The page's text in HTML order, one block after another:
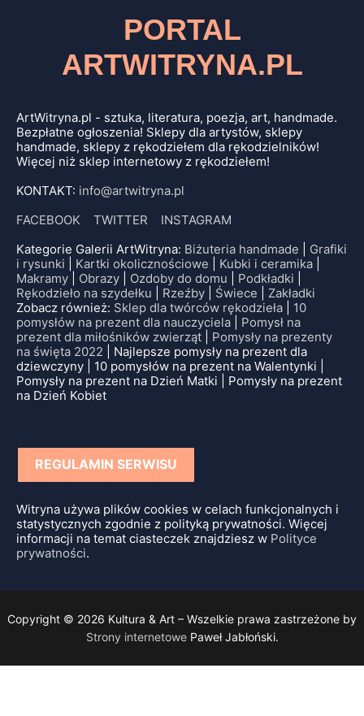
PORTAL
ARTWITRYNA.PL
ArtWitryna.pl - sztuka, literatura, poezja, art, handmade.
Bezpłatne ogłoszenia! Sklepy dla artystów, sklepy
handmade, sklepy z rękodziełem dla rękodzielników!
Więcej niż sklep internetowy z rękodziełem!
KONTAKT: info@artwitryna.pl
FACEBOOK
TWITTER
INSTAGRAM
Kategorie Galerii ArtWitryna: Biżuteria handmade
Grafiki
i rysunki
Kartki okolicznościowe Kubki i ceramika
Makramy
Obrazy Ozdoby do domu Podkładki
Rękodzieło na szydełku
Rzeźby Świece
Zakładki
Zobacz również: Sklep dla twórców rękodzieła
10
pomysłów na prezent dla nauczyciela
Pomysł na
prezent dla miłośników zwierząt
Pomysły na prezenty
na święta 2022 | Najlepsze pomysły na prezent dla
dziewczyny | 10 pomysłów na prezent na Walentynki |
Pomysły na prezent na Dzień Matki | Pomysły na prezent
na Dzień Kobiet
REGULAMIN SERWISU
Witryna używa plików cookies w celach funkcjonalnych i
statystycznych zgodnie z polityką prywatności. Więcej
informacji na temat ciasteczek znajdziesz w Polityce
prywatności.
Copyright © 2026 Kultura & Art – Wszelkie prawa zastrzeżone by
Strony internetowePaweł Jabłoński.